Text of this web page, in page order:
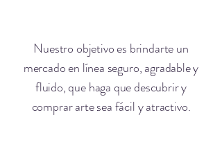
Nuestro objetivo es brindarte un
mercado en línea seguro, agradable y
fluido, que haga que descubrir y
comprar arte sea fácil y atractivo.